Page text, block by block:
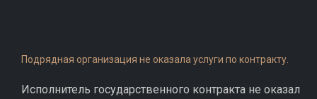
Подрядная организация не оказала услуги по контракту.
Исполнитель государственного контракта не оказал